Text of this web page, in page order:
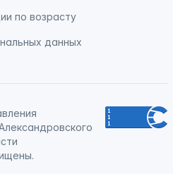
по возрасту
данных